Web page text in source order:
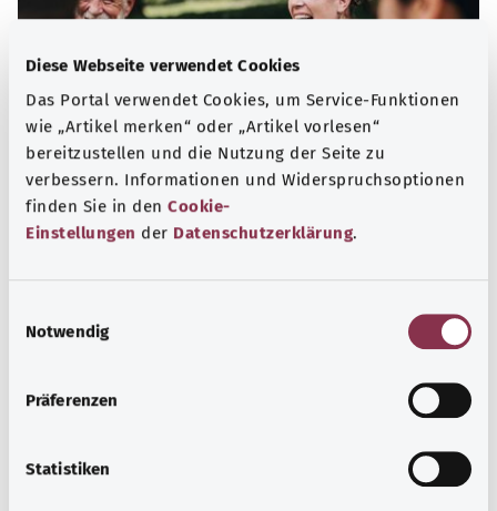
Diese Webseite verwendet Cookies
Das Portal verwendet Cookies, um Service-Funktionen
wie „Artikel merken“ oder „Artikel vorlesen“
bereitzustellen und die Nutzung der Seite zu
verbessern. Informationen und Widerspruchsoptionen
finden Sie in den Cookie-
Einstellungen der Datenschutzerklärung.
Notwendig
Präferenzen
Statistiken
Selbsthilfe
Selbsthilfegruppen bieten Austausch und Unterstützung
Suchtproblemen, Behinderungen und seelischen
Mehr erfahren